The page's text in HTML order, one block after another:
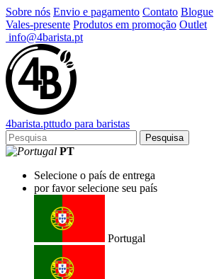
Sobre nós Envio e pagamento Contato Blogue
Vales-presente Produtos em promoção Outlet
info@4barista.pt
4barista.pttudo para baristas
Pesquisa
PT
Selecione o país de entrega
por favor selecione seu país
Portugal